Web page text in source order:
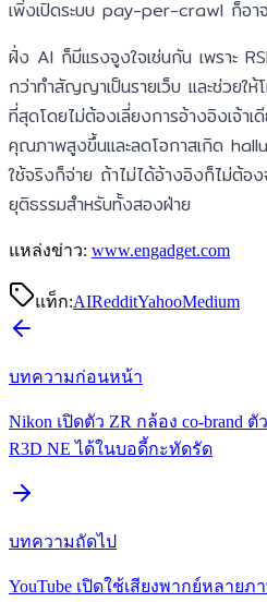
เพิ่งเปิดระบบ pay-per-crawl ก็อา
ฝั่ง AI ก็มีแรงจูงใจเช่นกัน เพราะ
กว่าทำสัญญาเป็นรายเว็บ และช่วยให้
ที่สุดโดยไม่ต้องเลี่ยงการอ้างอิงเจ้าเ
คุณภาพสูงขึ้นและลดโอกาสเกิด
ใช้จริงก็จ่าย ถ้าไม่ได้อ้างอิงก็ไม่ต้อง
ยุติธรรมสำหรับทั้งสองฝ่าย
แหล่งข่าว: www.engadget.com
แท็ก:AIRedditYahooMedium
บทความก่อนหน้า
Nikon เปิดตัว ZR กล้อง co-brand
R3D NE ได้ในบอดี้กะทัดรัด
บทความถัดไป
YouTube เปิดใช้เสียงพากย์หลาย